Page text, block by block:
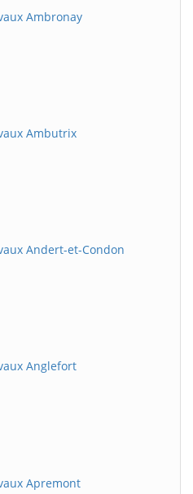
Ambronay
Ambutrix
Andert-et-Condon
Anglefort
Apremont